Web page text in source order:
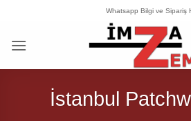
Whatsapp Bilgi ve Sipariş
İstanbul